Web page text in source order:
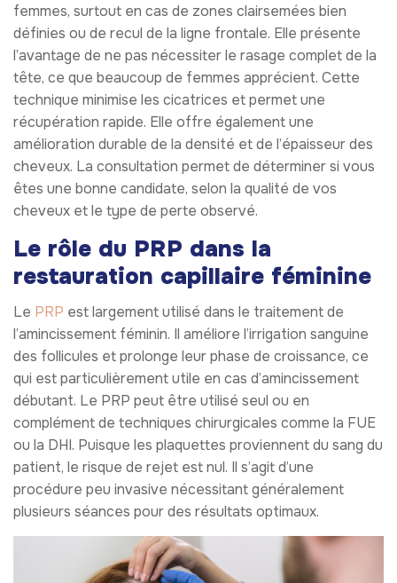
femmes, surtout en cas de zones clairsemées bien
définies ou de recul de la ligne frontale. Elle présente
l’avantage de ne pas nécessiter le rasage complet de la
tête, ce que beaucoup de femmes apprécient. Cette
technique minimise les cicatrices et permet une
récupération rapide. Elle offre également une
amélioration durable de la densité et de l’épaisseur des
cheveux. La consultation permet de déterminer si vous
êtes une bonne candidate, selon la qualité de vos
cheveux et le type de perte observé.
Le rôle du PRP dans la
restauration capillaire féminine
Le PRP est largement utilisé dans le traitement de
l’amincissement féminin. Il améliore l’irrigation sanguine
des follicules et prolonge leur phase de croissance, ce
qui est particulièrement utile en cas d’amincissement
débutant. Le PRP peut être utilisé seul ou en
complément de techniques chirurgicales comme la FUE
ou la DHI. Puisque les plaquettes proviennent du sang du
patient, le risque de rejet est nul. Il s’agit d’une
procédure peu invasive nécessitant généralement
plusieurs séances pour des résultats optimaux.